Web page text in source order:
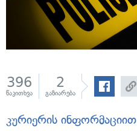
396
წაკითხვა
2
გაზიარება
კურიერის ინფორმაციით